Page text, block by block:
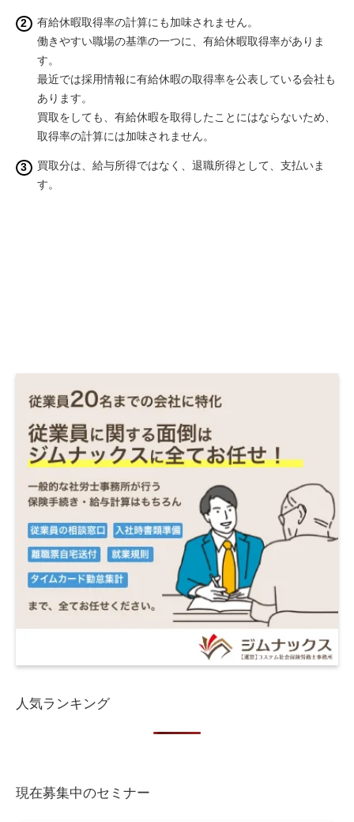
有給休暇取得率の計算にも加味されません。
働きやすい職場の基準の一つに、有給休暇取得率がありま
す。
最近では採用情報に有給休暇の取得率を公表している会社も
あります。
買取をしても、有給休暇を取得したことにはならないため、
取得率の計算には加味されません。
買取分は、給与所得ではなく、退職所得として、支払いま
す。
人気ランキング
現在募集中のセミナー